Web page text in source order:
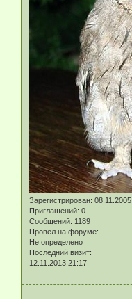
Зарегистрирован: 08.11.2005
Приглашений: 0
Сообщений: 1189
Провел на форуме:
Не определено
Последний визит:
12.11.2013 21:17